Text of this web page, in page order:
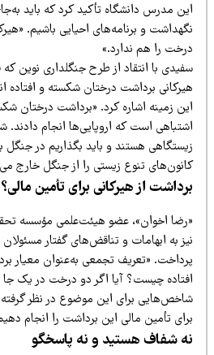
مدرس دانشگاه تأکید کرد که باید به‌جای
و برنامه‌های احیایی باشیم.
را هم ندارد.»
با انتقاد از طرح جنگلداری نوین که
برداشت درختان شکسته و افتاده انجام
زمینه اشاره کرد. «برداشت درختان شکسته و
است که اروپایی‌ها انجام دادند. شکسته
هستند و باید بگذاریم در جنگل
تنوع زیستی را از جنگل خارج
از هیرکانی برای تأمین مالی؟
اخوان»، عضو هیئت‌علمی مؤسسه تحقیقات
به ابهامات و تناقض‌های گفتار مسئولان در
«تعریف تجمعی به‌عنوان معیار
چیست؟ آیا اگر دو درخت در یک جا
برای این موضوع در نظر گرفته شده
تأمین مالی این برداشت را انجام دهیم؟»
شفاف هستید و نه پاسخگو